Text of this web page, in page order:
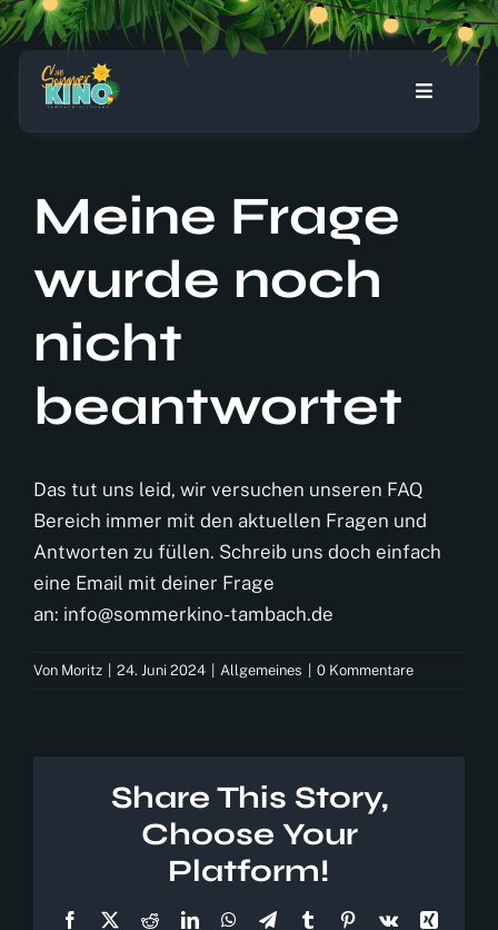
Zum
Inhalt
springen
Toggle
Programm
Stuhl reservieren
Ticket-Warenkorb
Vor
Meine Frage
wurde noch
nicht
beantwortet
Das tut uns leid, wir versuchen unseren FAQ
Bereich immer mit den aktuellen Fragen und
Antworten zu füllen. Schreib uns doch einfach
eine Email mit deiner Frage
an: info@sommerkino-tambach.de
Von Moritz 24. Juni 2024 Allgemeines 0 Kommentare
Share This Story,
Choose Your
Platform!
Facebook
X RedditLinkedInWhatsApp
TelegramTumblrPinterest
Vk
Xing